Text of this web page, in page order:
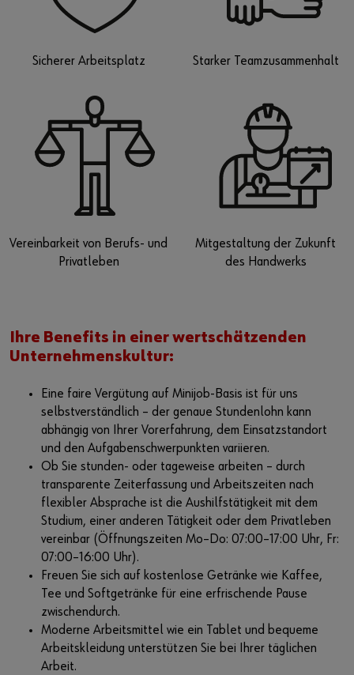
Sicherer Arbeitsplatz Starker Teamzusammenhalt
Vereinbarkeit von Berufs- und
Privatleben
Mitgestaltung der Zukunft
des Handwerks
Ihre Benefits in einer wertschätzenden
Unternehmenskultur:
Eine faire Vergütung auf Minijob-Basis ist für uns
selbstverständlich – der genaue Stundenlohn kann
abhängig von Ihrer Vorerfahrung, dem Einsatzstandort
und den Aufgabenschwerpunkten variieren.
Ob Sie stunden- oder tageweise arbeiten – durch
transparente Zeiterfassung und Arbeitszeiten nach
flexibler Absprache ist die Aushilfstätigkeit mit dem
Studium, einer anderen Tätigkeit oder dem Privatleben
vereinbar (Öffnungszeiten Mo–Do: 07:00–17:00 Uhr, Fr:
07:00–16:00 Uhr).
Freuen Sie sich auf kostenlose Getränke wie Kaffee,
Tee und Softgetränke für eine erfrischende Pause
zwischendurch.
Moderne Arbeitsmittel wie ein Tablet und bequeme
Arbeitskleidung unterstützen Sie bei Ihrer täglichen
Arbeit.